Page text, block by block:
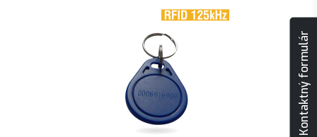
Kontaktný formulár